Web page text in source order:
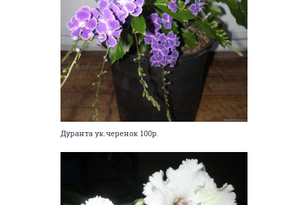
Дуранта ук.черенок 100р.